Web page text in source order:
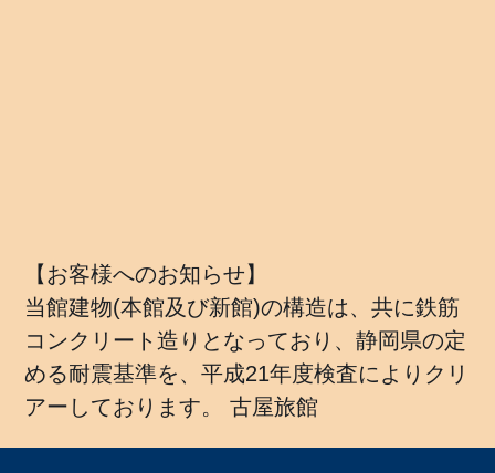
【お客様へのお知らせ】
当館建物(本館及び新館)の構造は、共に鉄筋
コンクリート造りとなっており、静岡県の定
める耐震基準を、平成21年度検査によりクリ
アーしております。 古屋旅館